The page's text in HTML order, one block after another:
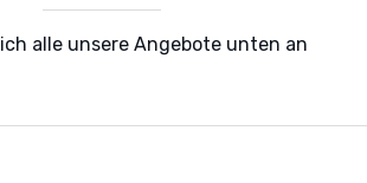
alle unsere Angebote unten an